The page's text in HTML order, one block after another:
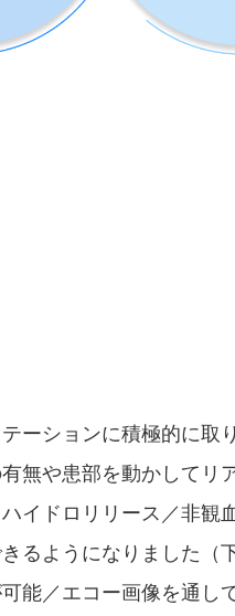
ーションに積極的に取
無や患部を動かしてリ
イドロリリース／非観
るようになりました（
能／エコー画像を通し